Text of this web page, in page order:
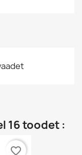
16 toodet :
favorite_border